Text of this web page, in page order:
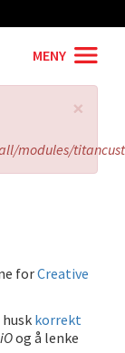
MENY
×
modules/
forCreative
korrekt
og å lenke